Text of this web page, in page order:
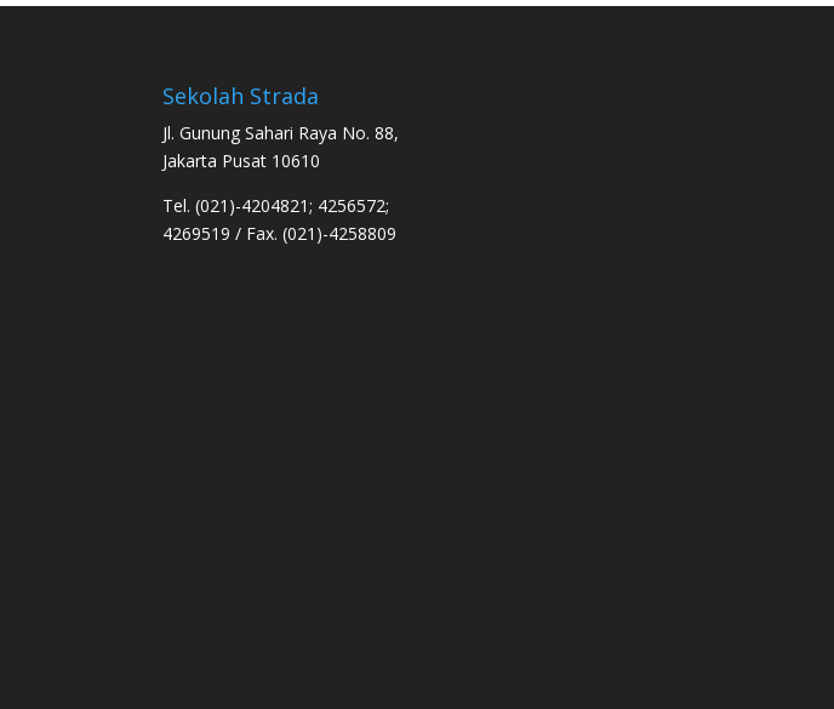
Sekolah Strada
Jl. Gunung Sahari Raya No. 88,
Jakarta Pusat 10610
Tel. (021)-4204821; 4256572;
4269519 / Fax. (021)-4258809